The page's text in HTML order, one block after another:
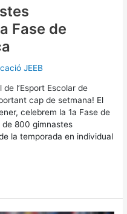
Fase de
JEEB
l’Esport Escolar de
cap de setmana! El
celebrem la 1a Fase de
800 gimnastes
la temporada en individual